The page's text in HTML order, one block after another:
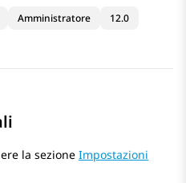
Amministratore
12.0
la sezione Impostazioni